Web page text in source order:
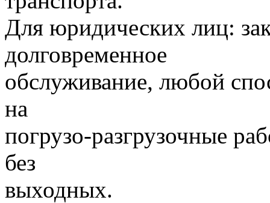
Для юридических лиц:
долговременное
обслуживание, любой
на
погрузо-разгрузочные
без
выходных.